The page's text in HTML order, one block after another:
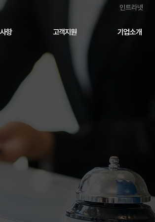
인트라넷
항 고객지원 기업소개